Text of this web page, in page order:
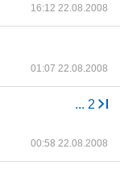
16:12 22.08.2008
01:07 22.08.2008
... 2
00:58 22.08.2008